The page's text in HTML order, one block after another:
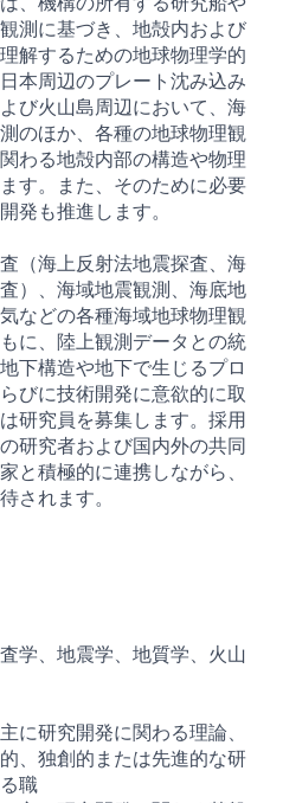
測に基づき、地殻内および
解するための地球物理学的
本周辺のプレート沈み込み
び火山島周辺において、海
のほか、各種の地球物理観
わる地殻内部の構造や物理
す。また、そのために必要
発も推進します。
（海上反射法地震探査、海
）、海域地震観測、海底地
などの各種海域地球物理観
に、陸上観測データとの統
下構造や地下で生じるプロ
びに技術開発に意欲的に取
研究員を募集します。採用
研究者および国内外の共同
と積極的に連携しながら、
されます。
学、地震学、地質学、火山
主に研究開発に関わる理論、
、独創的または先進的な研
職